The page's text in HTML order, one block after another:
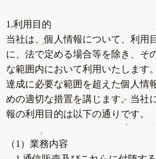
1.利用目的
当社は、個人情報について、利用
に、法で定める場合等を除き、そ
な範囲内において利用いたします
達成に必要な範囲を超えた個人情
めの適切な措置を講じます。当社
報の利用目的は以下の通りです。
（1）業務内容